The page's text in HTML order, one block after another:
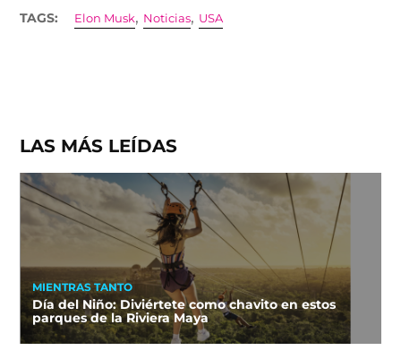
TAGS: Elon Musk, Noticias, USA
LAS MÁS LEÍDAS
MIENTRAS TANTO
Día del Niño: Diviértete como chavito en estos
parques de la Riviera Maya